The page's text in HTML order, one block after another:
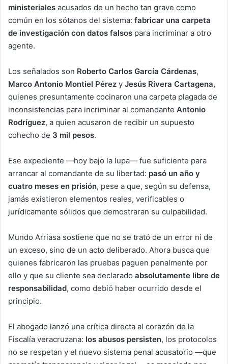
ministeriales acusados de un hecho tan grave como
común en los sótanos del sistema: fabricar una carpeta
de investigación con datos falsos para incriminar a otro
agente.
Los señalados son Roberto Carlos García Cárdenas,
Marco Antonio Montiel Pérez y Jesús Rivera Cartagena,
quienes presuntamente cocinaron una carpeta plagada de
inconsistencias para incriminar al comandante Antonio
Rodríguez, a quien acusaron de recibir un supuesto
cohecho de 3 mil pesos.
Ese expediente —hoy bajo la lupa— fue suficiente para
arrancar al comandante de su libertad: pasó un año y
cuatro meses en prisión, pese a que, según su defensa,
jamás existieron elementos reales, verificables o
jurídicamente sólidos que demostraran su culpabilidad.
Mundo Arriasa sostiene que no se trató de un error ni de
un exceso, sino de un acto deliberado. Ahora busca que
quienes fabricaron las pruebas paguen penalmente por
ello y que su cliente sea declarado absolutamente libre de
responsabilidad, como debió haber ocurrido desde el
principio.
El abogado lanzó una crítica directa al corazón de la
Fiscalía veracruzana: los abusos persisten, los protocolos
no se respetan y el nuevo sistema penal acusatorio —que